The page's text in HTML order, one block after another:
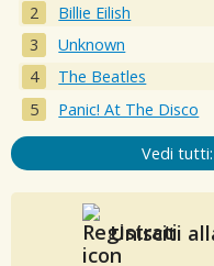
Billie Eilish
Unknown
The Beatles
Panic! At The Disco
Vedi
Unisciti